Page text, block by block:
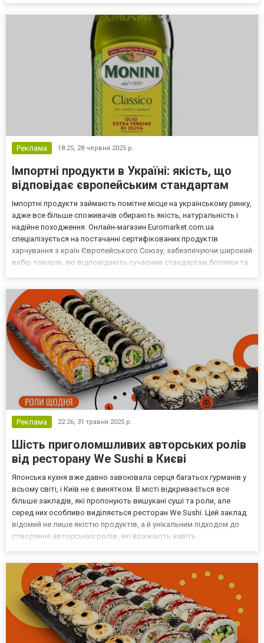
Реклама 18:25, 28 червня 2025 р.
Імпортні продукти в Україні: якість, що
відповідає європейським стандартам
Імпортні продукти займають помітне місце на українському ринку,
адже все більше споживачів обирають якість, натуральність і
надійне походження. Онлайн-магазин Euromarket.com.ua
спеціалізується на постачанні сертифікованих продуктів
харчування з країн Європейського Союзу, забезпечуючи широкий
вибір товарів, які відповідають сучасним стандартам безпеки та
Реклама 22:26, 31 травня 2025 р.
Шість приголомшливих авторських ролів
від ресторану We Sushi в Києві
Японська кухня вже давно завоювала серця багатьох гурманів у
всьому світі, і Київ не є винятком. В місті відкривається все
більше закладів, які пропонують вишукані суші та роли, але
серед них особливо виділяється ресторан We Sushi. Цей заклад
відомий не лише якістю продуктів, а й унікальним підходом до
створення авторських ролів, які вражають навіть